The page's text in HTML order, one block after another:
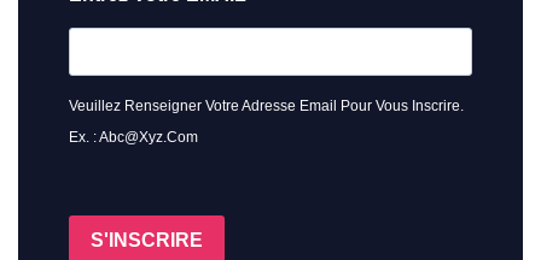
Veuillez Renseigner Votre Adresse Email Pour Vous Inscrire.
Ex. : Abc@xyz.com
S'INSCRIRE